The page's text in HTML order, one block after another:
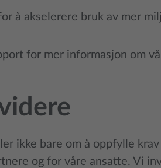
å akselerere bruk av mer
for mer informasjon om
ikke bare om å oppfylle
og for våre ansatte. Vi